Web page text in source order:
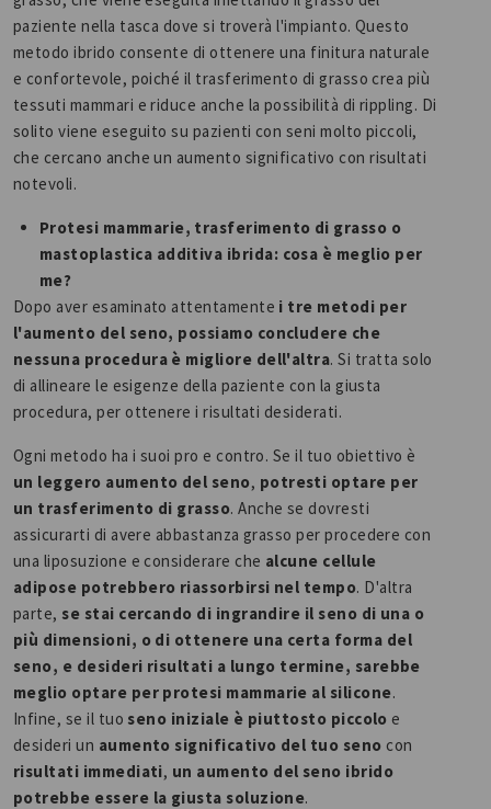
paziente nella tasca dove si troverà l'impianto. Questo
metodo ibrido consente di ottenere una finitura naturale
e confortevole, poiché il trasferimento di grasso crea più
tessuti mammari e riduce anche la possibilità di rippling. Di
solito viene eseguito su pazienti con seni molto piccoli,
che cercano anche un aumento significativo con risultati
notevoli.
Protesi mammarie, trasferimento di grasso o
mastoplastica additiva ibrida: cosa è meglio per
me?
Dopo aver esaminato attentamente i tre metodi per
l'aumento del seno, possiamo concludere che
nessuna procedura è migliore dell'altra. Si tratta solo
di allineare le esigenze della paziente con la giusta
procedura, per ottenere i risultati desiderati.
Ogni metodo ha i suoi pro e contro. Se il tuo obiettivo è
un leggero aumento del seno, potresti optare per
un trasferimento di grasso. Anche se dovresti
assicurarti di avere abbastanza grasso per procedere con
una liposuzione e considerare che alcune cellule
adipose potrebbero riassorbirsi nel tempo. D'altra
parte, se stai cercando di ingrandire il seno di una o
più dimensioni, o di ottenere una certa forma del
seno, e desideri risultati a lungo termine, sarebbe
meglio optare per protesi mammarie al silicone.
Infine, se il tuo seno iniziale è piuttosto piccolo e
desideri un aumento significativo del tuo seno con
risultati immediati, un aumento del seno ibrido
potrebbe essere la giusta soluzione.